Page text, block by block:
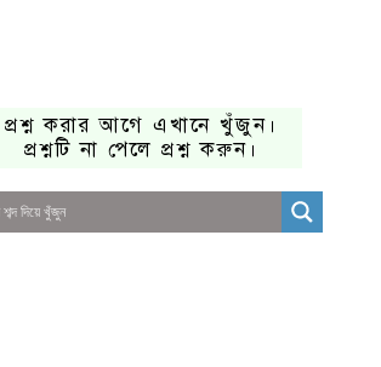
প্রশ্ন করার আগে এখানে খুঁজুন।
প্রশ্নটি না পেলে প্রশ্ন করুন।